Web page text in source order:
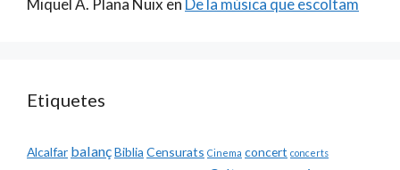
Miquel A. Plana Nuix en De la música que escoltam
Etiquetes
Alcalfar balançBiblia Censurats Cinema concert concerts